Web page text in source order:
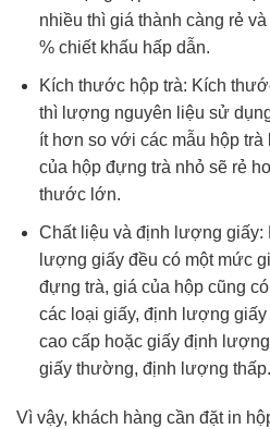
nhiều thì giá thành càng rẻ
% chiết khấu hấp dẫn.
Kích thước hộp trà: Kích
thì lượng nguyên liệu sử
ít hơn so với các mẫu hộp
của hộp đựng trà nhỏ sẽ rẻ
thước lớn.
Chất liệu và định lượng giấy:
lượng giấy đều có một mức
đựng trà, giá của hộp cũng
các loại giấy, định lượng
cao cấp hoặc giấy định
giấy thường, định lượng thấp.
Vì vậy, khách hàng cần đặt in